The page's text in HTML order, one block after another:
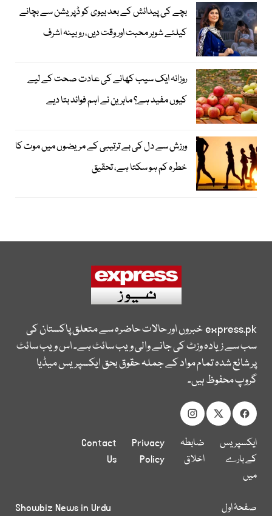
بچے کی پیدائش کے بعد بیوی کو ڈپریشن سے بچانے
کیلئے شوہر محبت اور وقت دیں، روبینہ اشرف
روزانہ ایک سیب کھانے کی عادت صحت کے لیے
کیوں مفید ہے؟ ماہرین نے اہم فوائد بتا دیے
ورزش سے دل کی بے ترتیبی کے مریضوں میں موت کا
خطرہ کم ہو سکتا ہے، تحقیق
express.pkخبروں اور حالات حاضرہ سے متعلق پاکستان کی
سب سے زیادہ وزٹ کی جانے والی ویب سائٹ ہے۔ اس ویب سائٹ
پر شائع شدہ تمام مواد کے جملہ حقوق بحق ایکسپریس میڈیا
گروپ محفوظ ہیں۔
ایکسپریس
کے بارے
میں
ضابطہ
اخلاق
Privacy
Policy
Contact
Us
صفحۂ اول
Showbiz News in Urdu